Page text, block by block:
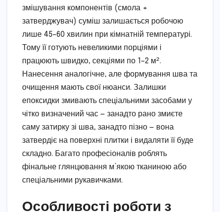
змішування компонентів (смола +
затверджувач) суміш залишається робочою
лише 45–60 хвилин при кімнатній температурі.
Тому її готують невеликими порціями і
працюють швидко, секціями по 1–2 м².
Нанесення аналогічне, але формування шва та
очищення мають свої нюанси. Залишки
епоксидки змивають спеціальними засобами у
чітко визначений час — занадто рано змиєте
саму затирку зі шва, занадто пізно — вона
затвердіє на поверхні плитки і видаляти її буде
складно. Багато професіоналів роблять
фінальне глянцювання м’якою тканиною або
спеціальними рукавичками.
Особливості роботи з